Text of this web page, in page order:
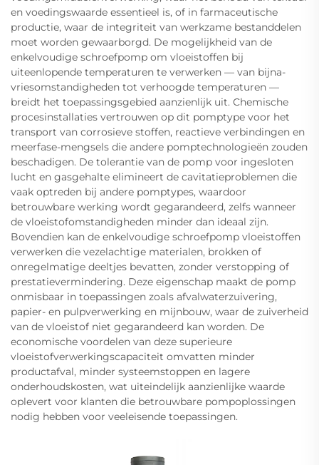
en voedingswaarde essentieel is, of in farmaceutische
productie, waar de integriteit van werkzame bestanddelen
moet worden gewaarborgd. De mogelijkheid van de
enkelvoudige schroefpomp om vloeistoffen bij
uiteenlopende temperaturen te verwerken — van bijna-
vriesomstandigheden tot verhoogde temperaturen —
breidt het toepassingsgebied aanzienlijk uit. Chemische
procesinstallaties vertrouwen op dit pomptype voor het
transport van corrosieve stoffen, reactieve verbindingen en
meerfase-mengsels die andere pomptechnologieën zouden
beschadigen. De tolerantie van de pomp voor ingesloten
lucht en gasgehalte elimineert de cavitatieproblemen die
vaak optreden bij andere pomptypes, waardoor
betrouwbare werking wordt gegarandeerd, zelfs wanneer
de vloeistofomstandigheden minder dan ideaal zijn.
Bovendien kan de enkelvoudige schroefpomp vloeistoffen
verwerken die vezelachtige materialen, brokken of
onregelmatige deeltjes bevatten, zonder verstopping of
prestatievermindering. Deze eigenschap maakt de pomp
onmisbaar in toepassingen zoals afvalwaterzuivering,
papier- en pulpverwerking en mijnbouw, waar de zuiverheid
van de vloeistof niet gegarandeerd kan worden. De
economische voordelen van deze superieure
vloeistofverwerkingscapaciteit omvatten minder
productafval, minder systeemstoppen en lagere
onderhoudskosten, wat uiteindelijk aanzienlijke waarde
oplevert voor klanten die betrouwbare pompoplossingen
nodig hebben voor veeleisende toepassingen.